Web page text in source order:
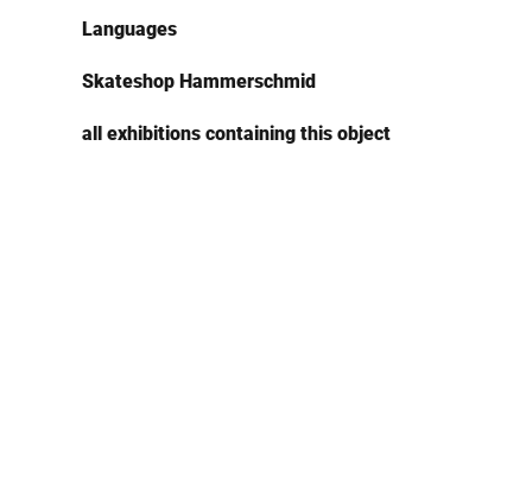
Languages
Skateshop Hammerschmid
all exhibitions containing this object